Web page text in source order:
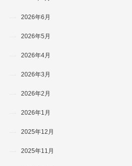
2026年6月
2026年5月
2026年4月
2026年3月
2026年2月
2026年1月
2025年12月
2025年11月